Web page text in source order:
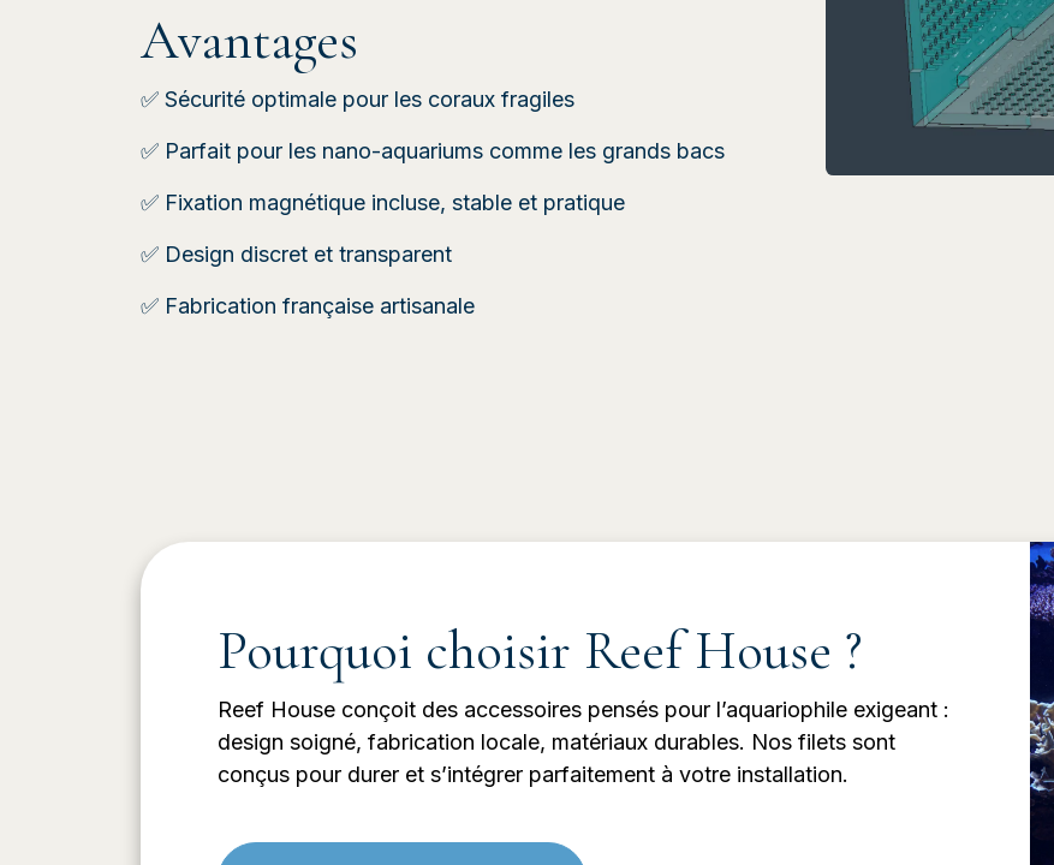
Avantages
✅ Sécurité optimale pour les coraux fragiles
✅ Parfait pour les nano-aquariums comme les grands bacs
✅ Fixation magnétique incluse, stable et pratique
✅ Design discret et transparent
✅ Fabrication française artisanale
Pourquoi choisir Reef House ?
Reef House conçoit des accessoires pensés pour l’aquariophile exigeant :
design soigné, fabrication locale, matériaux durables. Nos filets sont
conçus pour durer et s’intégrer parfaitement à votre installation.